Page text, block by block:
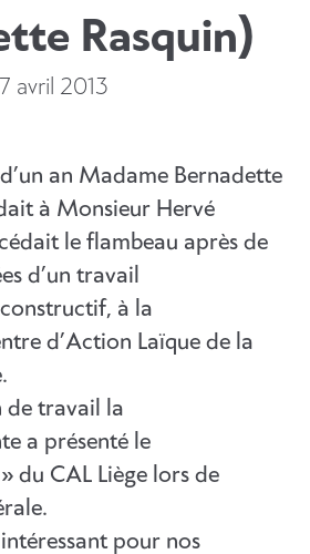
Rasquin)
avril 2013
an Madame Bernadette
à Monsieur Hervé
le flambeau après de
d’un travail
à la
d’Action Laïque de la
de travail la
a présenté le
du CAL Liège lors de
pour nos